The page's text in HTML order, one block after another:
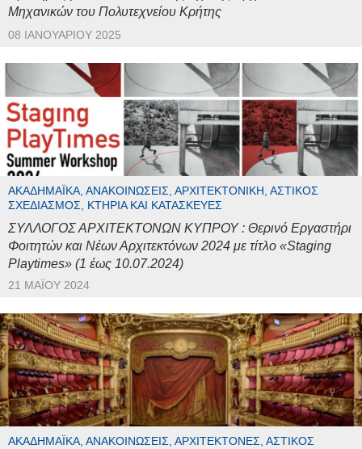
Μηχανικών του Πολυτεχνείου Κρήτης
08 ΙΑΝΟΥΑΡΊΟΥ 2025
ΑΚΑΔΗΜΑΪΚΆ, ΑΝΑΚΟΙΝΏΣΕΙΣ, ΑΡΧΙΤΕΚΤΟΝΙΚΉ, ΑΣΤΙΚΌΣ
ΣΧΕΔΙΑΣΜΌΣ, ΚΤΉΡΙΑ ΚΑΙ ΚΑΤΑΣΚΕΥΈΣ
ΣΥΛΛΟΓΟΣ ΑΡΧΙΤΕΚΤΟΝΩΝ ΚΥΠΡΟΥ : Θερινό Εργαστήρι
Φοιτητών και Νέων Αρχιτεκτόνων 2024 με τίτλο «Staging
Playtimes» (1 έως 10.07.2024)
21 ΜΑΪ́ΟΥ 2024
ΑΚΑΔΗΜΑΪΚΆ, ΑΝΑΚΟΙΝΏΣΕΙΣ, ΑΡΧΙΤΈΚΤΟΝΕΣ, ΑΣΤΙΚΌΣ